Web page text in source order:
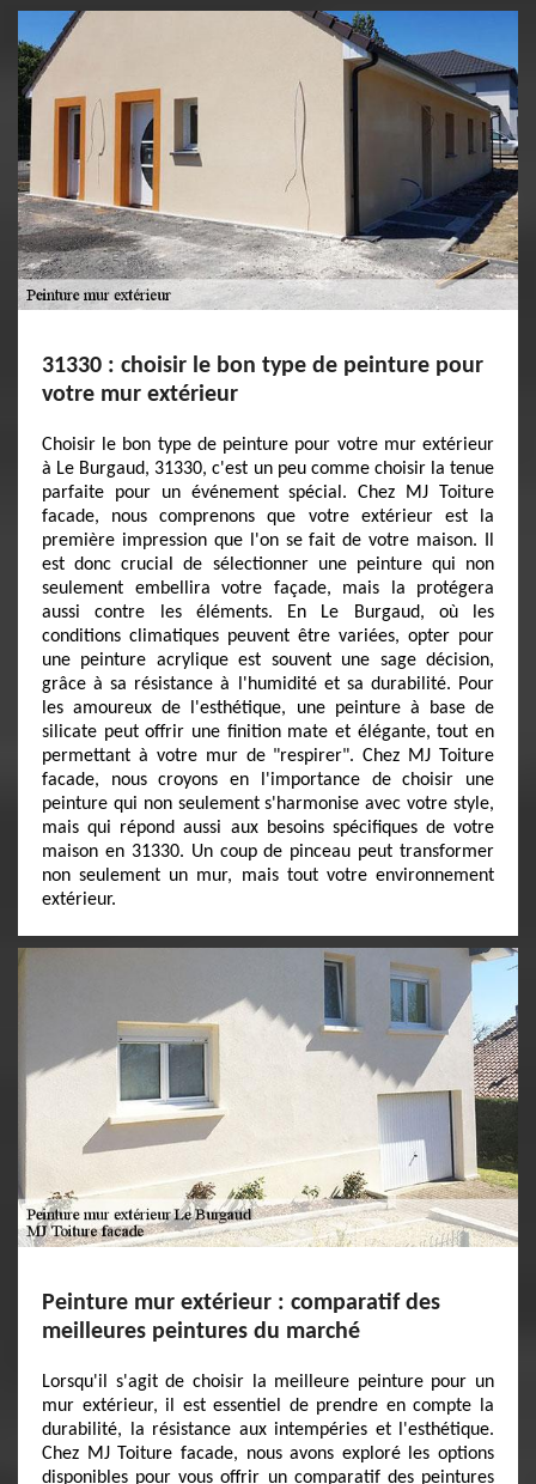
31330 : choisir le bon type de peinture pour
votre mur extérieur
Choisir le bon type de peinture pour votre mur extérieur
à Le Burgaud, 31330, c'est un peu comme choisir la tenue
parfaite pour un événement spécial. Chez MJ Toiture
facade, nous comprenons que votre extérieur est la
première impression que l'on se fait de votre maison. Il
est donc crucial de sélectionner une peinture qui non
seulement embellira votre façade, mais la protégera
aussi contre les éléments. En Le Burgaud, où les
conditions climatiques peuvent être variées, opter pour
une peinture acrylique est souvent une sage décision,
grâce à sa résistance à l'humidité et sa durabilité. Pour
les amoureux de l'esthétique, une peinture à base de
silicate peut offrir une finition mate et élégante, tout en
permettant à votre mur de "respirer". Chez MJ Toiture
facade, nous croyons en l'importance de choisir une
peinture qui non seulement s'harmonise avec votre style,
mais qui répond aussi aux besoins spécifiques de votre
maison en 31330. Un coup de pinceau peut transformer
non seulement un mur, mais tout votre environnement
extérieur.
Peinture mur extérieur : comparatif des
meilleures peintures du marché
Lorsqu'il s'agit de choisir la meilleure peinture pour un
mur extérieur, il est essentiel de prendre en compte la
durabilité, la résistance aux intempéries et l'esthétique.
Chez MJ Toiture facade, nous avons exploré les options
disponibles pour vous offrir un comparatif des peintures